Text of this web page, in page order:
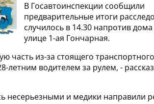
В Госавтоинспекции сообщили
предварительные итоги
случилось в 14.30 напротив
улице 1-ая Гончарная.
часть из-за стоящего
летним водителем за рулем, -
несерьезными и медики направили